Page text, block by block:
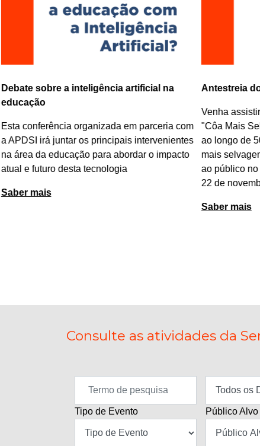
Debate sobre a inteligência artificial na
educação
Esta conferência organizada em parceria com
a APDSI irá juntar os principais intervenientes
na área da educação para abordar o impacto
atual e futuro desta tecnologia
Saber mais
Antestreia
Venha
"Côa Mais
ao longo de
mais
ao público
22 de
Saber mais
Consulte as atividades da
Tipo de Evento Público Alvo